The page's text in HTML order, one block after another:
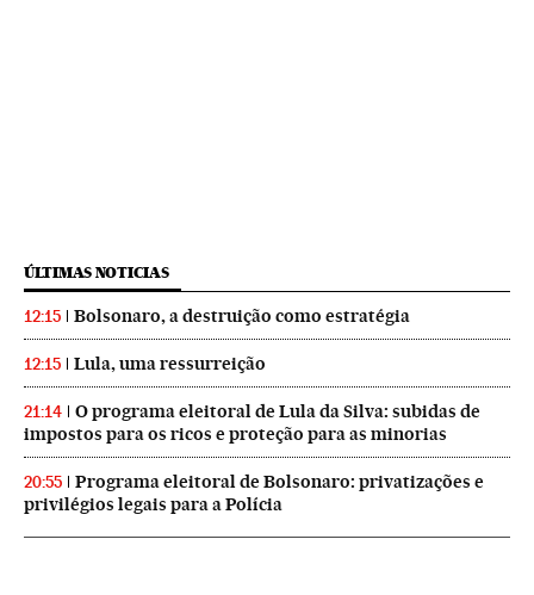
ÚLTIMAS NOTICIAS
12:15 Bolsonaro, a destruição como estratégia
12:15 Lula, uma ressurreição
21:14
O programa eleitoral de Lula da Silva: subidas de
impostos para os ricos e proteção para as minorias
20:55
Programa eleitoral de Bolsonaro: privatizações e
privilégios legais para a Polícia